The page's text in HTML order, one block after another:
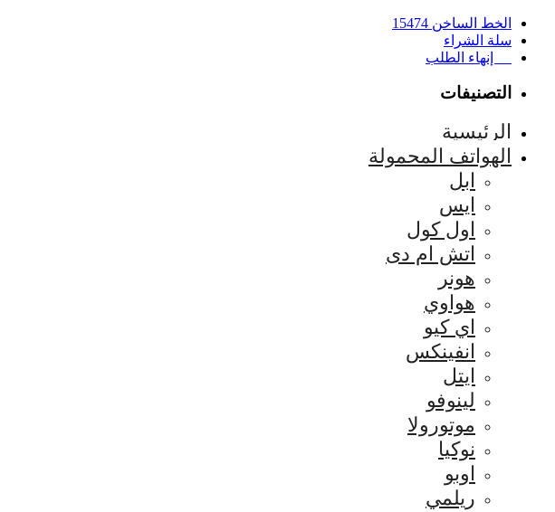
الخط الساخن 15474
سلة الشراء
إنهاء الطلب
التصنيفات
الرئيسية
الهواتف المحمولة
ابل
ايس
اول كول
اتش ام دى
هونر
هواوي
اي كيو
انفينكس
ايتل
لينوفو
موتورولا
نوكيا
اوبو
ريلمي